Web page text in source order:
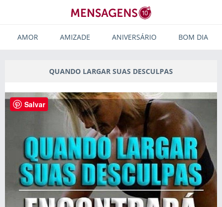
AMOR AMIZADE ANIVERSÁRIO BOM DIA
QUANDO LARGAR SUAS DESCULPAS
Salvar